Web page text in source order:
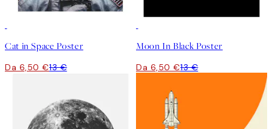
Cat in Space Poster
Da 6,50 €13 €
Moon In Black Poster
Da 6,50 €13 €